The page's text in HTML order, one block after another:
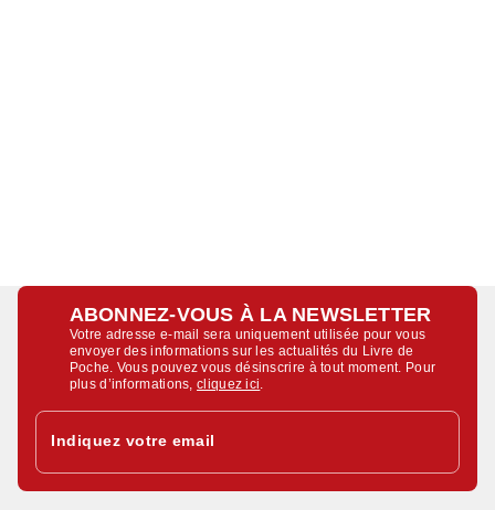
ABONNEZ-VOUS À LA NEWSLETTER
Votre adresse e-mail sera uniquement utilisée pour vous
envoyer des informations sur les actualités du Livre de
Poche. Vous pouvez vous désinscrire à tout moment. Pour
plus d’informations,cliquez ici
Indiquez votre email